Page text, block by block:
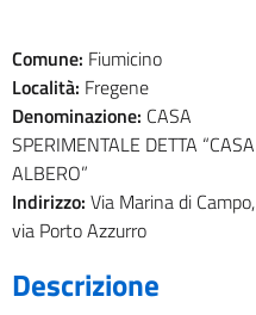
Comune: Fiumicino
Località: Fregene
Denominazione: CASA
SPERIMENTALE DETTA “CASA
ALBERO”
Indirizzo: Via Marina di Campo,
via Porto Azzurro
Descrizione